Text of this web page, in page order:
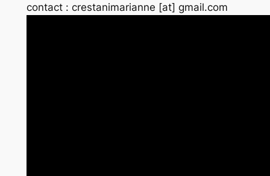
contact : crestanimarianne [at] gmail.com